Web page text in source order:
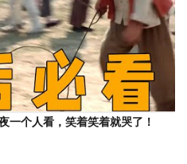
一个人看，笑着笑着就哭了！